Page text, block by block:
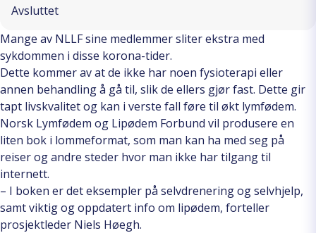
Mange av NLLF sine medlemmer sliter ekstra med
sykdommen i disse korona-tider.
Dette kommer av at de ikke har noen fysioterapi eller
annen behandling å gå til, slik de ellers gjør fast. Dette gir
tapt livskvalitet og kan i verste fall føre til økt lymfødem.
Norsk Lymfødem og Lipødem Forbund vil produsere en
liten bok i lommeformat, som man kan ha med seg på
reiser og andre steder hvor man ikke har tilgang til
internett.
– I boken er det eksempler på selvdrenering og selvhjelp,
samt viktig og oppdatert info om lipødem, forteller
prosjektleder Niels Høegh.
Avsluttet